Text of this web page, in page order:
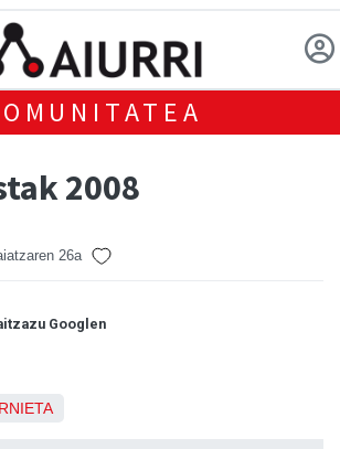
2008
26a
Googlen